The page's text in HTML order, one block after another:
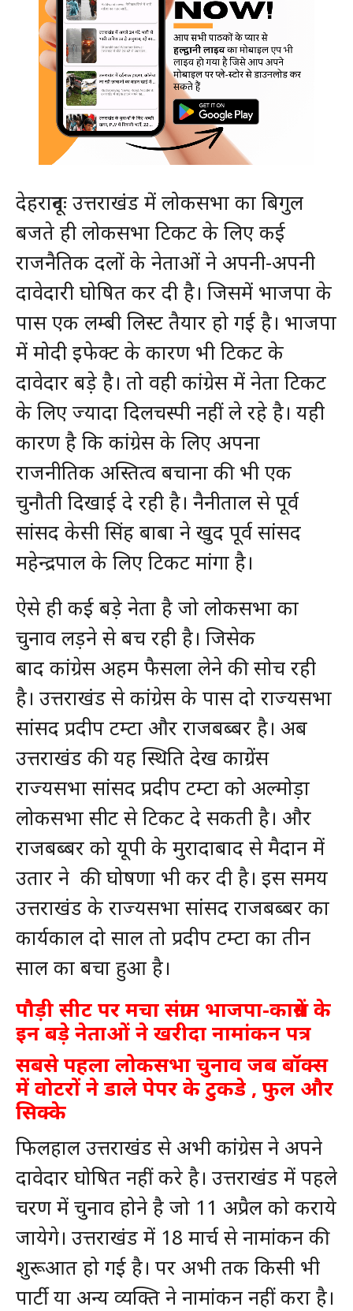
देहरादूनः उत्तराखंड में लोकसभा का बिगुल
बजते ही लोकसभा टिकट के लिए कई
राजनैतिक दलों के नेताओं ने अपनी-अपनी
दावेदारी घोषित कर दी है। जिसमें भाजपा के
पास एक लम्बी लिस्ट तैयार हो गई है। भाजपा
में मोदी इफेक्ट के कारण भी टिकट के
दावेदार बड़े है। तो वही कांग्रेस में नेता टिकट
के लिए ज्यादा दिलचस्पी नहीं ले रहे है। यही
कारण है कि कांग्रेस के लिए अपना
राजनीतिक अस्तित्व बचाना की भी एक
चुनौती दिखाई दे रही है। नैनीताल से पूर्व
सांसद केसी सिंह बाबा ने खुद पूर्व सांसद
महेन्द्रपाल के लिए टिकट मांगा है।
ऐसे ही कई बड़े नेता है जो लोकसभा का
चुनाव लड़ने से बच रही है। जिसेक
बाद कांग्रेस अहम फैसला लेने की सोच रही
है। उत्तराखंड से कांग्रेस के पास दो राज्यसभा
सांसद प्रदीप टम्टा और राजबब्बर है। अब
उत्तराखंड की यह स्थिति देख काग्रेंस
राज्यसभा सांसद प्रदीप टम्टा को अल्मोड़ा
लोकसभा सीट से टिकट दे सकती है। और
राजबब्बर को यूपी के मुरादाबाद से मैदान में
उतार ने की घोषणा भी कर दी है। इस समय
उत्तराखंड के राज्यसभा सांसद राजबब्बर का
कार्यकाल दो साल तो प्रदीप टम्टा का तीन
साल का बचा हुआ है।
पौड़ी सीट पर मचा संग्राम भाजपा-काग्रेंस के
इन बड़े नेताओं ने खरीदा नामांकन पत्र
सबसे पहला लोकसभा चुनाव जब बॉक्स
में वोटरों ने डाले पेपर के टुकडे , फुल और
सिक्के
फिलहाल उत्तराखंड से अभी कांग्रेस ने अपने
दावेदार घोषित नहीं करे है। उत्तराखंड में पहले
चरण में चुनाव होने है जो 11 अप्रैल को कराये
जायेगे। उत्तराखंड में 18 मार्च से नामांकन की
शुरूआत हो गई है। पर अभी तक किसी भी
पार्टी या अन्य व्यक्ति ने नामांकन नहीं करा है।